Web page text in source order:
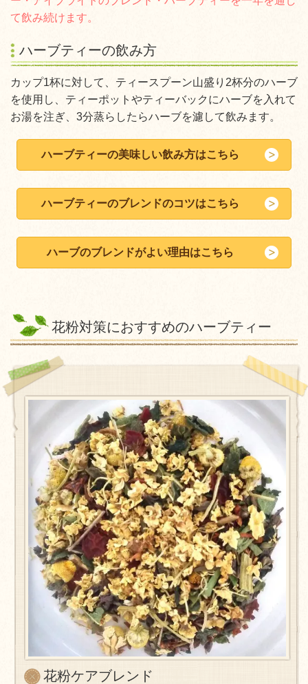
て飲み続けます。
ハーブティーの飲み方
カップ1杯に対して、ティースプーン山盛り2杯分のハーブ
を使用し、ティーポットやティーバックにハーブを入れて
お湯を注ぎ、3分蒸らしたらハーブを濾して飲みます。
ハーブティーの美味しい飲み方はこちら
ハーブティーのブレンドのコツはこちら
ハーブのブレンドがよい理由はこちら
花粉対策におすすめのハーブティー
花粉ケアブレンド